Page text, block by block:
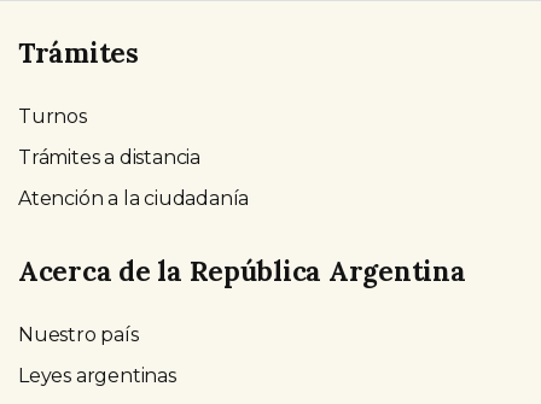
Trámites
Turnos
Trámites a distancia
Atención a la ciudadanía
Acerca de la República Argentina
Nuestro país
Leyes argentinas